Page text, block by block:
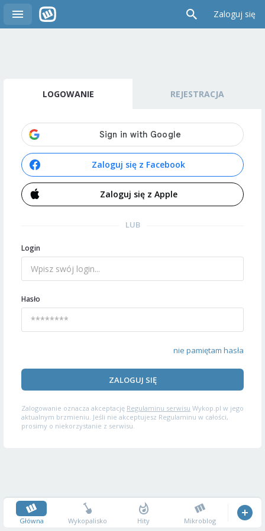
Zaloguj się
LOGOWANIE REJESTRACJA
Zaloguj się z Facebook
Zaloguj się z Apple
LUB
Login
Hasło
nie pamiętam hasła
ZALOGUJ SIĘ
Zalogowanie oznacza akceptację Regulaminu serwisu Wykop.pl w jego
aktualnym brzmieniu. Jeśli nie akceptujesz Regulaminu w całości,
prosimy o niekorzystanie z serwisu.
Główna Wykopalisko Hity Mikroblog